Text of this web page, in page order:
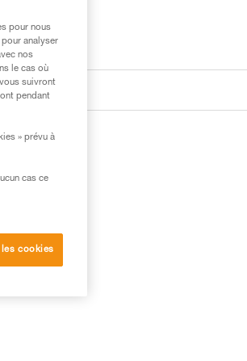
pour nous
analyser
nos
le cas où
suivront
pendant
» prévu à
cas ce
cookies